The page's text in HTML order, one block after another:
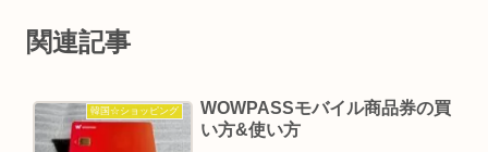
関連記事
韓国☆ショッピング
WOWPASSモバイル商品券の買
い方&使い方